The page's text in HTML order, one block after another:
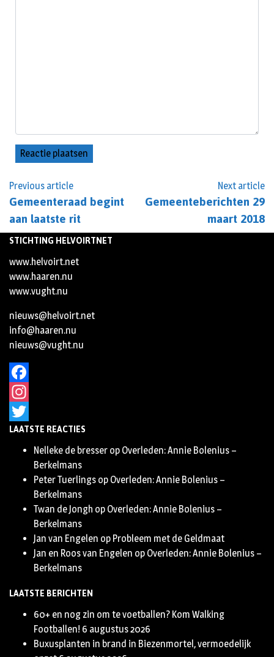
Previous article
Gemeenteraad begint
aan laatste rit
Next article
Gemeenteberichten 29
maart 2018
STICHTING HELVOIRTNET
www.helvoirt.net
www.haaren.nu
www.vught.nu
nieuws@helvoirt.net
info@haaren.nu
nieuws@vught.nu
Facebook
Instagram
Twitter
LAATSTE REACTIES
Nelleke de bresser op Overleden: Annie Bolenius –
Berkelmans
Peter Tuerlings op Overleden: Annie Bolenius –
Berkelmans
Twan de Jongh op Overleden: Annie Bolenius –
Berkelmans
Jan van Engelen op Probleem met de Geldmaat
Jan en Roos van Engelen op Overleden: Annie Bolenius –
Berkelmans
LAATSTE BERICHTEN
60+ en nog zin om te voetballen? Kom Walking
Footballen! 6 augustus 2026
Buxusplanten in brand in Biezenmortel, vermoedelijk